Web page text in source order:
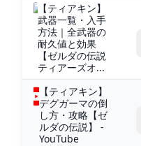
【ティアキン】
武器一覧・入手
方法｜全武器の
耐久値と効果
【ゼルダの伝説
ティアーズオ...
【ティアキン】
デグガーマの倒
し方・攻略【ゼ
ルダの伝説】 -
YouTube